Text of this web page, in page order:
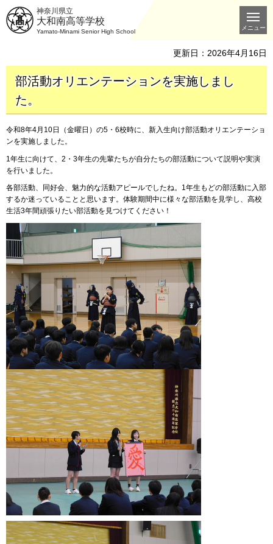
神奈川県立
大和南高等学校
Yamato-Minami Senior High School
メニュー
更新日：2026年4月16日
部活動オリエンテーションを実施しまし
た。
令和8年4月10日（金曜日）の5・6校時に、新入生向け部活動オリエンテーショ
ンを実施しました。
1年生に向けて、2・3年生の先輩たちが自分たちの部活動について説明や実演
を行いました。
各部活動、同好会、魅力的な活動アピールでしたね。1年生もどの部活動に入部
するか迷っていることと思います。体験期間中に様々な部活動を見学し、高校
生活3年間頑張りたい部活動を見つけてください！